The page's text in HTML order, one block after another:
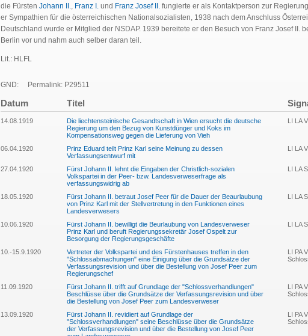
die Fürsten Johann II., Franz I. und Franz Josef II. fungierte er als Kontaktperson zur
er Sympathien für die österreichischen Nationalsozialisten, 1938 nach dem Anschluss
Deutschland wurde er Mitglied der NSDAP. 1939 bereitete er den Besuch von Franz Josef II.
Berlin vor und nahm auch selber daran teil.
Lit.: HLFL
GND: Permalink: P29511
Datum Titel
14.08.1919
Die liechtensteinische Gesandtschaft in Wien ersucht die deutsche
Regierung um den Bezug von Kunstdünger und Koks im
Kompensationsweg gegen die Lieferung von Vieh
LI LA
06.04.1920
Prinz Eduard teilt Prinz Karl seine Meinung zu dessen
Verfassungsentwurf mit
LI LA
27.04.1920
Fürst Johann II. lehnt die Eingaben der Christlich-sozialen
Volkspartei in der Peer- bzw. Landesverweserfrage als
verfassungswidrig ab
LI LA
18.05.1920
Fürst Johann II. betraut Josef Peer für die Dauer der Beaurlaubung
von Prinz Karl mit der Stellvertretung in den Funktionen eines
Landesverwesers
LI LA
10.06.1920
Fürst Johann II. bewilligt die Beurlaubung von Landesverweser
Prinz Karl und beruft Regierungssekretär Josef Ospelt zur
Besorgung der Regierungsgeschäfte
LI LA
10.-15.9.1920
Vertreter der Volkspartei und des Fürstenhauses treffen in den
"Schlossabmachungen" eine Einigung über die Grundsätze der
Verfassungsrevision und über die Bestellung von Josef Peer zum
Regierungschef
LI PA
11.09.1920
Fürst Johann II. trifft auf Grundlage der "Schlossverhandlungen"
Beschlüsse über die Grundsätze der Verfassungsrevision und über
die Bestellung von Josef Peer zum Landesverweser
LI PA
13.09.1920
Fürst Johann II. revidiert auf Grundlage der
"Schlossverhandlungen" seine Beschlüsse über die Grundsätze
der Verfassungsrevision und über die Bestellung von Josef Peer
LI PA